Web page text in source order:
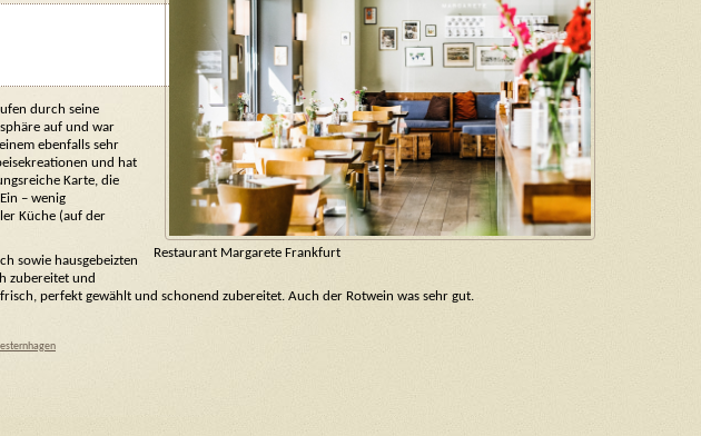
Restaurant Margarete Frankfurt
durch seine
auf und war
ebenfalls sehr
und hat
Karte, die
– wenig
Küche (auf der
sowie hausgebeizten
zubereitet und
perfekt gewählt und schonend zubereitet. Auch der Rotwein was sehr gut.